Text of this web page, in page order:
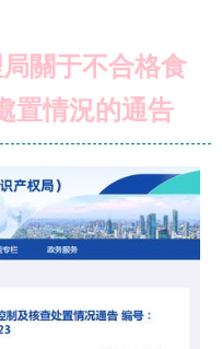
關于不合格食
置情況的通告